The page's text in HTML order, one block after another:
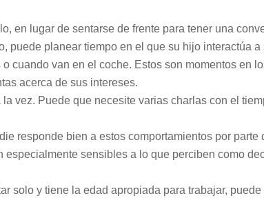
en lugar de sentarse de frente para tener una
puede planear tiempo en el que su hijo interactúa
cuando van en el coche. Estos son momentos en
acerca de sus intereses.
vez. Puede que necesite varias charlas con el
responde bien a estos comportamientos por parte
especialmente sensibles a lo que perciben como
solo y tiene la edad apropiada para trabajar,